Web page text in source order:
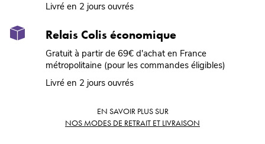
Livré en 2 jours ouvrés
Relais Colis économique
Gratuit à partir de 69€ d'achat en France
métropolitaine (pour les commandes éligibles)
Livré en 2 jours ouvrés
EN SAVOIR PLUS SUR
NOS MODES DE RETRAIT ET LIVRAISON